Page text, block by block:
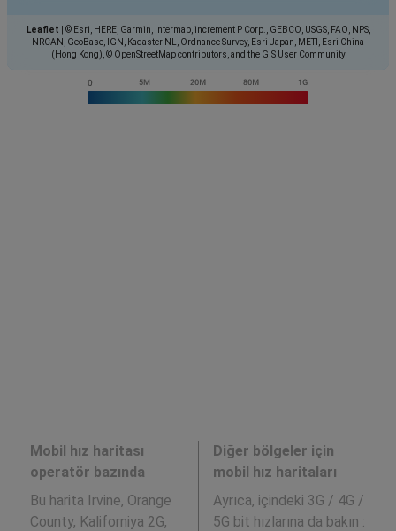
Leaflet
© Esri, HERE, Garmin, Intermap, increment P Corp., GEBCO, USGS, FAO, NPS,
NRCAN, GeoBase, IGN, Kadaster NL, Ordnance Survey, Esri Japan, METI, Esri China
(Hong Kong), © OpenStreetMap contributors, and the GIS User Community
Mobil hız haritası
operatör bazında
Bu harita Irvine, Orange
County, Kaliforniya 2G,
Diğer bölgeler için
mobil hız haritaları
Ayrıca, içindeki 3G / 4G /
5G bit hızlarına da bakın :